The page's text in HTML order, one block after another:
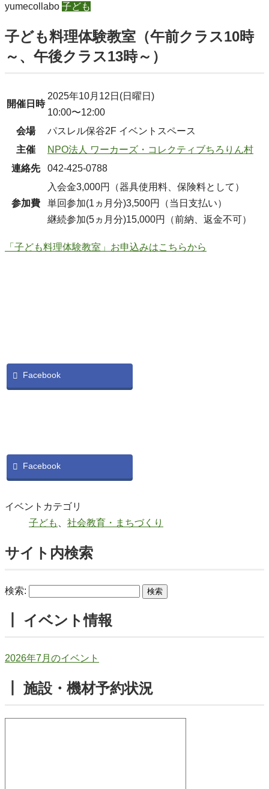
yumecollabo 子ども
子ども料理体験教室（午前クラス10時
～、午後クラス13時～）
開催日時
2025年10月12日(日曜日)
10:00〜12:00
会場
パスレル保谷2F イベントスペース
主催
NPO法人 ワーカーズ・コレクティブちろりん村
連絡先
042-425-0788
参加費
入会金3,000円（器具使用料、保険料として）
単回参加(1ヵ月分)3,500円（当日支払い）
継続参加(5ヵ月分)15,000円（前納、返金不可）
「子ども料理体験教室」お申込みはこちらから
Facebook
Facebook
イベントカテゴリ
子ども
社会教育・まちづくり
サイト内検索
検索:
┃ イベント情報
2026年7月のイベント
┃ 施設・機材予約状況